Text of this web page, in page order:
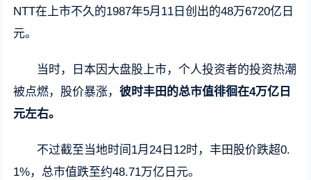
NTT在上市不久的1987年5月11日创出的48万6720亿日
元。
当时，日本因大盘股上市，个人投资者的投资热潮
被点燃，股价暴涨，彼时丰田的总市值徘徊在4万亿日
元左右。
不过截至当地时间1月24日12时，丰田股价跌超0.
1%，总市值跌至约48.71万亿日元。